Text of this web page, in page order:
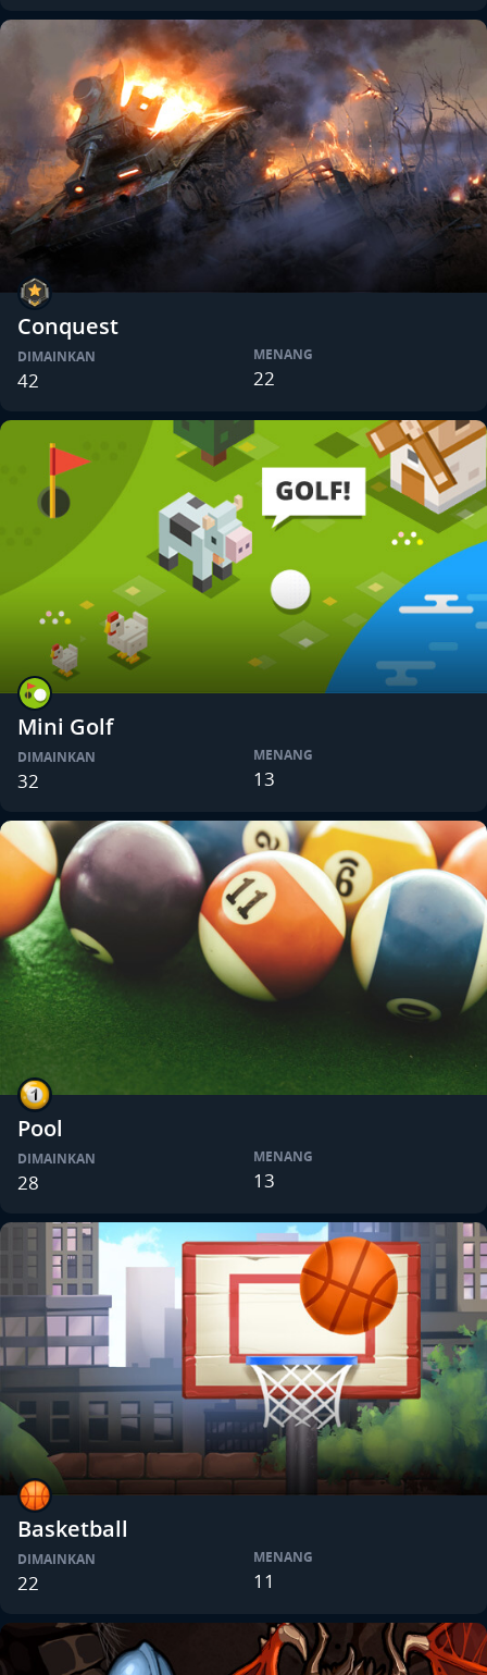
Conquest
DIMAINKAN
42
MENANG
22
Mini Golf
DIMAINKAN
32
MENANG
13
Pool
DIMAINKAN
28
MENANG
13
Basketball
DIMAINKAN
22
MENANG
11